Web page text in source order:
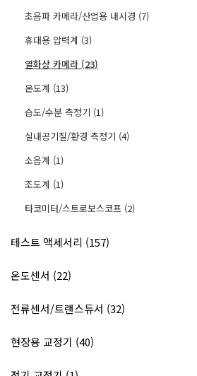
초음파 카메라/산업용 내시경 (7)
휴대용 압력계 (3)
열화상 카메라 (23)
온도계 (13)
습도/수분 측정기 (1)
실내공기질/환경 측정기 (4)
소음계 (1)
조도계 (1)
타코미터/스트로보스코프 (2)
테스트 액세서리 (157)
온도센서 (22)
전류센서/트랜스듀서 (32)
현장용 교정기 (40)